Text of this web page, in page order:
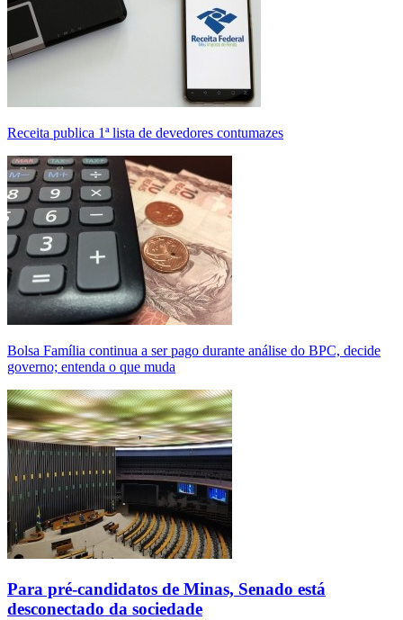
Receita publica 1ª lista de devedores contumazes
Bolsa Família continua a ser pago durante análise do BPC, decide
governo; entenda o que muda
Para pré-candidatos de Minas, Senado está
desconectado da sociedade